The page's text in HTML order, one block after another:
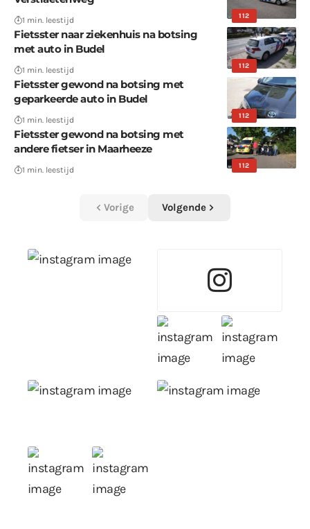
112
1 min. leestijd
112
Fietsster naar ziekenhuis na botsing
met auto in Budel
1 min. leestijd
112
Fietsster gewond na botsing met
geparkeerde auto in Budel
1 min. leestijd
112
Fietsster gewond na botsing met
andere fietser in Maarheeze
1 min. leestijd
Vorige Volgende